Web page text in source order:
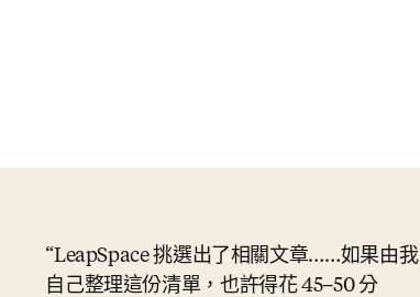
LeapSpace 挑選出了相關文章……如果由我
自己整理這份清單，也許得花 45–50 分